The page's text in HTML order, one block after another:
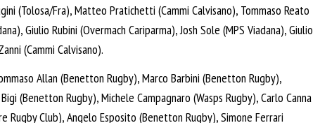
(Tolosa/Fra), Matteo Pratichetti (Cammi Calvisano), Tommaso Reato
Giulio Rubini (Overmach Cariparma), Josh Sole (MPS Viadana), Giulio
(Cammi Calvisano).
Allan (Benetton Rugby), Marco Barbini (Benetton Rugby),
(Benetton Rugby), Michele Campagnaro (Wasps Rugby), Carlo Canna
Rugby Club), Angelo Esposito (Benetton Rugby), Simone Ferrari